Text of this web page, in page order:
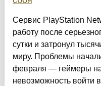
Сервис PlayStation
работу после
сутки и затронул
миру. Проблемы
февраля — геймеры
невозможность войти